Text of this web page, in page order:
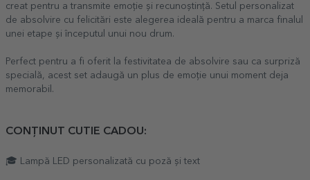
creat pentru a transmite emoție și recunoștință. Setul personalizat
de absolvire cu felicitări este alegerea ideală pentru a marca finalul
unei etape și începutul unui nou drum.
Perfect pentru a fi oferit la festivitatea de absolvire sau ca surpriză
specială, acest set adaugă un plus de emoție unui moment deja
memorabil.
CONȚINUT CUTIE CADOU:
🎓 Lampă LED personalizată cu poză și text